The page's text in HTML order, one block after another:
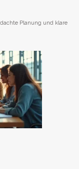
Planung und klare